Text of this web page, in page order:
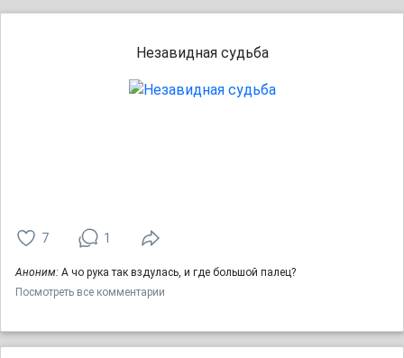
Незавидная судьба
7 1
Аноним: А чо рука так вздулась, и где большой палец?
Посмотреть все комментарии